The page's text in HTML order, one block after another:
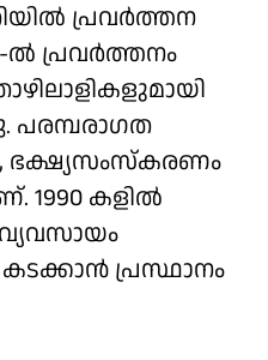
പ്രവർത്തന
ൽ പ്രവർത്തനം
ഭക്ഷ്യസംസ്കരണം
1990 കളില്‍
പ്രസ്ഥാനം